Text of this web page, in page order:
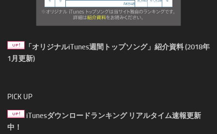
「オリジナルiTunes週間トップソング」紹介資料 (2018年
1月更新)
PICK UP
iTunesダウンロードランキング リアルタイム速報更新
中！